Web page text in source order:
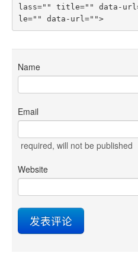
lass="" title="" data-
le="" data-url="">
Name
Email
required, will not be published
Website